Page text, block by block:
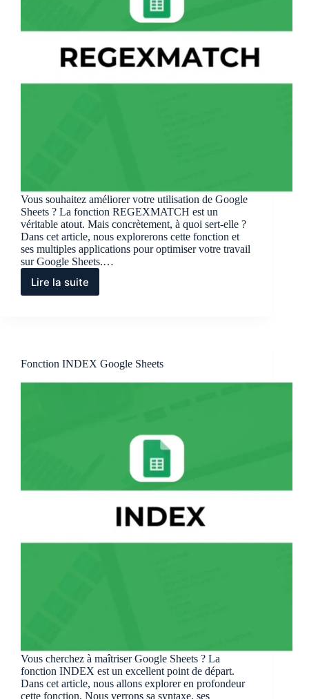
Vous souhaitez améliorer votre utilisation de Google
Sheets ? La fonction REGEXMATCH est un
véritable atout. Mais concrètement, à quoi sert-elle ?
Dans cet article, nous explorerons cette fonction et
ses multiples applications pour optimiser votre travail
sur Google Sheets.…
Lire la suite
Fonction
Fonction INDEX Google Sheets
Vous cherchez à maîtriser Google Sheets ? La
fonction INDEX est un excellent point de départ.
Dans cet article, nous allons explorer en profondeur
cette fonction. Nous verrons sa syntaxe, ses